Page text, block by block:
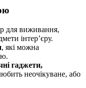
для виживання,
інтер’єру.
, які можна
гаджети,
неочікуване, або